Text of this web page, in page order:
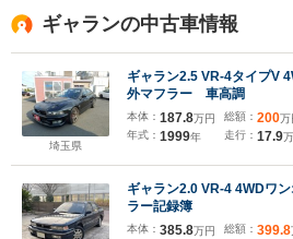
ギャランの中古車情報
埼玉県
ギャラン2.5 VR-4タイプ
外マフラー 車高調
本体： 187.8万円
年式： 1999年
総額： 200万
走行： 17.9
ギャラン2.0 VR-4 4WDワ
ラー記録簿
本体： 385.8万円
総額： 399.8